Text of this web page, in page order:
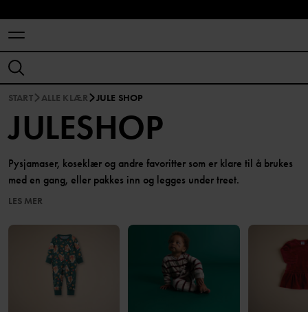
START ALLE KLÆR JULE SHOP
JULESHOP
Pysjamaser, koseklær og andre favoritter som er klare til å brukes
med en gang, eller pakkes inn og legges under treet.
LES MER